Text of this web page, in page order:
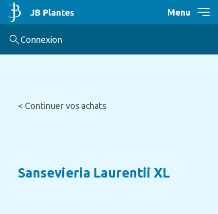
Menu
Connexion
< Continuer vos achats
Sansevieria Laurentii XL